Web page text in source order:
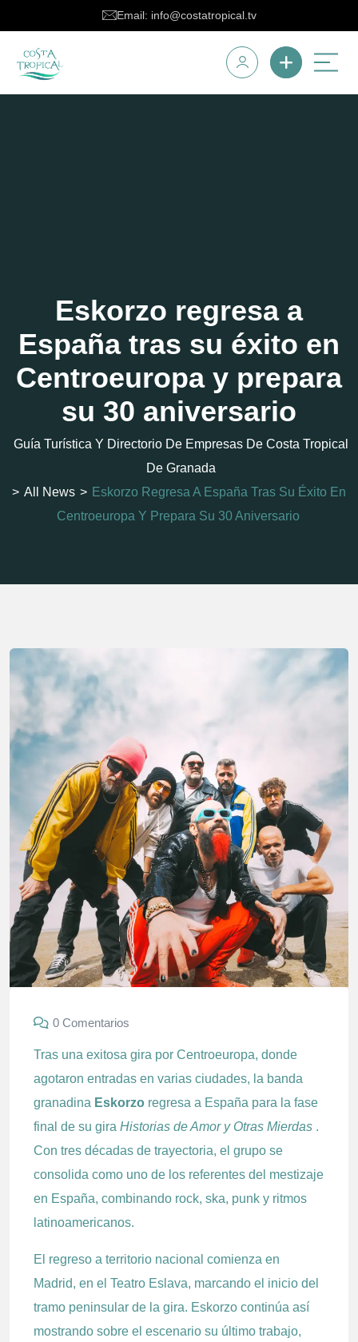
Email: info@costatropical.tv
Eskorzo regresa a
España tras su éxito en
Centroeuropa y prepara
su 30 aniversario
Guía Turística Y Directorio De Empresas De Costa Tropical
De Granada
> All News > Eskorzo Regresa A España Tras Su Éxito En
Centroeuropa Y Prepara Su 30 Aniversario
0 Comentarios
Tras una exitosa gira por Centroeuropa, donde
agotaron entradas en varias ciudades, la banda
granadina Eskorzo regresa a España para la fase
final de su gira Historias de Amor y Otras Mierdas .
Con tres décadas de trayectoria, el grupo se
consolida como uno de los referentes del mestizaje
en España, combinando rock, ska, punk y ritmos
latinoamericanos.
El regreso a territorio nacional comienza en
Madrid, en el Teatro Eslava, marcando el inicio del
tramo peninsular de la gira. Eskorzo continúa así
mostrando sobre el escenario su último trabajo,